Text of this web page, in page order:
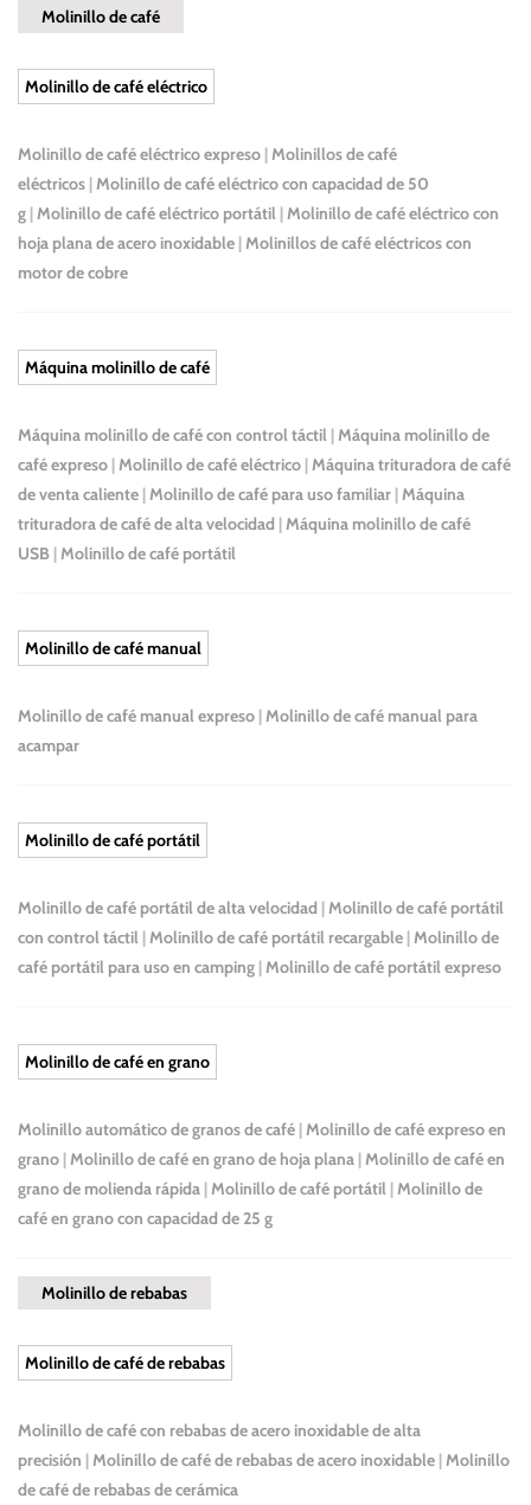
Molinillo de café
Molinillo de café eléctrico
Molinillo de café eléctrico expreso |Molinillos de café
eléctricos |Molinillo de café eléctrico con capacidad de 50
g |Molinillo de café eléctrico portátil |Molinillo de café eléctrico con
hoja plana de acero inoxidable |Molinillos de café eléctricos con
motor de cobre
Máquina molinillo de café
Máquina molinillo de café con control táctil |Máquina molinillo de
café expreso |Molinillo de café eléctrico |Máquina trituradora de café
de venta caliente |Molinillo de café para uso familiar |Máquina
trituradora de café de alta velocidad |Máquina molinillo de café
USB |Molinillo de café portátil
Molinillo de café manual
Molinillo de café manual expreso |Molinillo de café manual para
acampar
Molinillo de café portátil
Molinillo de café portátil de alta velocidad |Molinillo de café portátil
con control táctil |Molinillo de café portátil recargable |Molinillo de
café portátil para uso en camping |Molinillo de café portátil expreso
Molinillo de café en grano
Molinillo automático de granos de café |Molinillo de café expreso en
grano |Molinillo de café en grano de hoja plana |Molinillo de café en
grano de molienda rápida |Molinillo de café portátil |Molinillo de
café en grano con capacidad de 25 g
Molinillo de rebabas
Molinillo de café de rebabas
Molinillo de café con rebabas de acero inoxidable de alta
precisión |Molinillo de café de rebabas de acero inoxidable |Molinillo
de café de rebabas de cerámica